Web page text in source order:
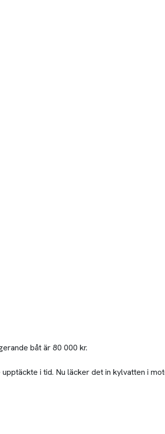
båt är 80 000 kr.
i tid. Nu läcker det in kylvatten i